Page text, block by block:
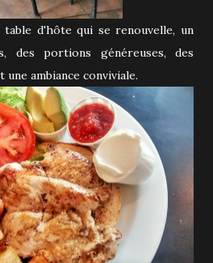
table d'hôte qui se renouvelle, un
des portions généreuses, des
ambiance conviviale.